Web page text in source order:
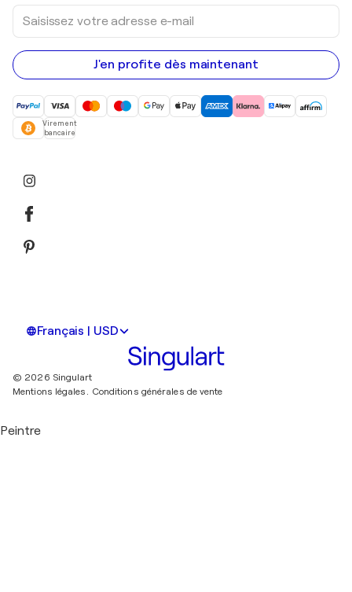
Saisissez
votre
adresse
e-
mail
J'en profite dès maintenant
Virement
bancaire
Français | USD
© 2026 Singulart
Mentions légales.
Conditions générales de vente
Peintre